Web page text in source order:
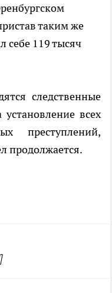
таким же
себе 119 тысяч
следственные
всех
преступлений,
продолжается.